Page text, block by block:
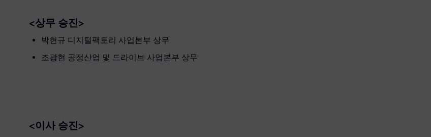
<상무 승진>
박현규 디지털팩토리 사업본부 상무
조광현 공정산업 및 드라이브 사업본부 상무
<이사 승진>